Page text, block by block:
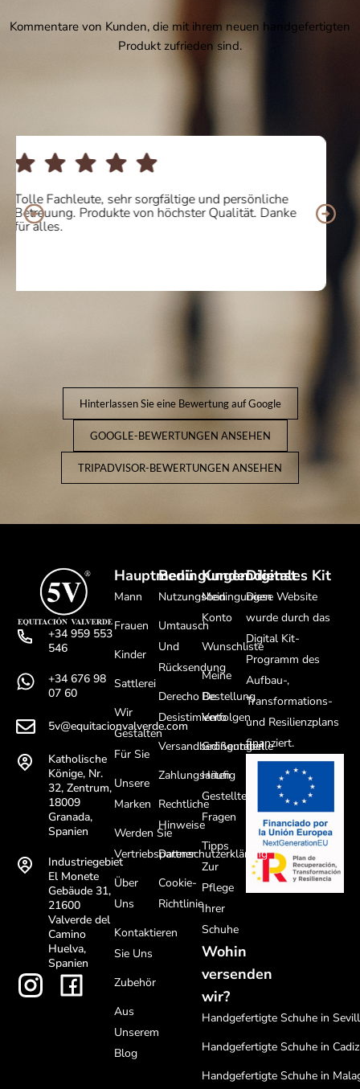
Kommentare von Kunden, die mit ihrem neuen handgefertigten
Produkt zufrieden sind.
Ich habe online ein paar Stiefel gekauft und der
Service war 10/10. Ich bin von der Qualität und dem
Komfort des Produkts begeistert. Werde ich auf
Hinterlassen Sie eine Bewertung auf Google
GOOGLE-BEWERTUNGEN ANSEHEN
TRIPADVISOR-BEWERTUNGEN ANSEHEN
+34 959 553
546
+34 676 98
07 60
5v@equitacionvalverde.com
Katholische
Könige, Nr.
32, Zentrum,
18009
Granada,
Spanien
Industriegebiet
El Monete
Gebäude 31,
21600
Valverde del
Camino
Huelva,
Spanien
Hauptmenü
Mann
Frauen
Kinder
Sattlerei
Wir
Gestalten
Für Sie
Unsere
Marken
Werden Sie
Vertriebspartner
Über
Uns
Kontaktieren
Sie Uns
Zubehör
Aus
Unserem
Blog
Bedingungen
Nutzungsbedingungen
Umtausch
Und
Rücksendung
Derecho De
Desistimiento
Versandbedingungen
Zahlungsarten
Rechtliche
Hinweise
Datenschutzerklärung
Cookie-
Richtlinie
Kundendienst
Mein
Konto
Wunschliste
Meine
Bestellung
Verfolgen
Größentabelle
Häufig
Gestellte
Fragen
Tipps
Zur
Pflege
Ihrer
Schuhe
Wohin
versenden
wir?
Handgefertigte Schuhe in
Handgefertigte Schuhe in Cadiz
Handgefertigte Schuhe in
Digitales Kit
Diese Website
wurde durch das
Digital Kit-
Programm des
Aufbau-,
Transformations-
und Resilienzplans
finanziert.